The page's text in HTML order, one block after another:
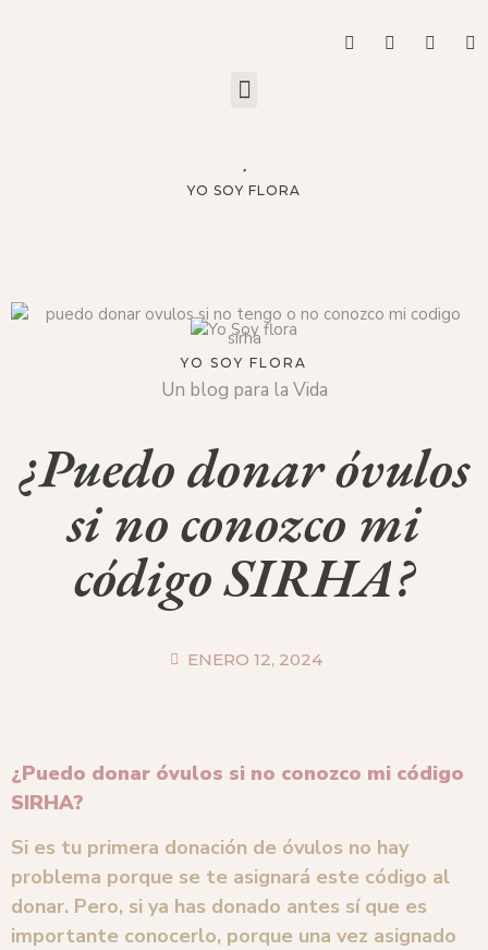
YO SOY FLORA
YO SOY FLORA
Un blog para la Vida
¿Puedo donar óvulos
si no conozco mi
código SIRHA?
ENERO 12, 2024
¿Puedo donar óvulos si no conozco mi código
SIRHA?
Si es tu primera donación de óvulos no hay
problema porque se te asignará este código al
donar. Pero, si ya has donado antes sí que es
importante conocerlo, porque una vez asignado